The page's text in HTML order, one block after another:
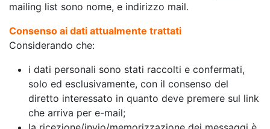
mailing list sono nome, e indirizzo mail.
Consenso ai dati attualmente trattati
Considerando che:
i dati personali sono stati raccolti e confermati,
solo ed esclusivamente, con il consenso del
diretto interessato in quanto deve premere sul link
che arriva per e-mail;